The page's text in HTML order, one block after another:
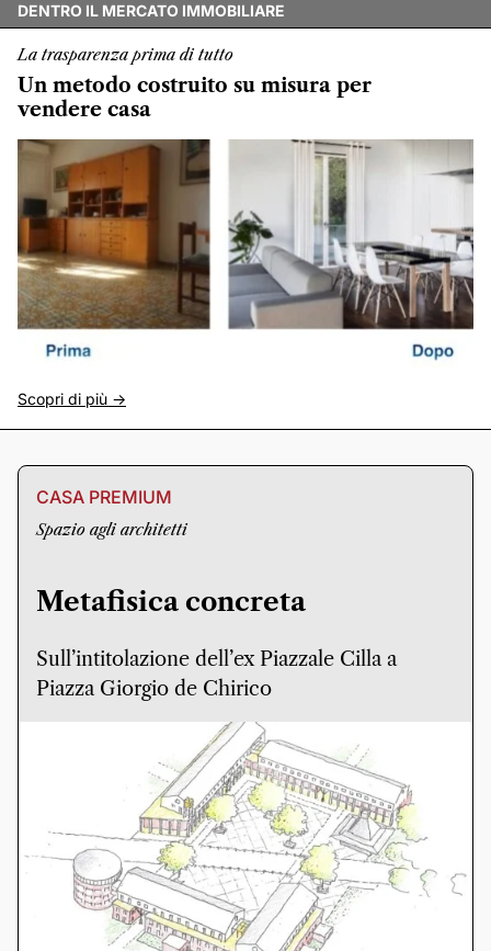
DENTRO IL MERCATO IMMOBILIARE
La trasparenza prima di tutto
Un metodo costruito su misura per
vendere casa
Scopri di più ->
CASA PREMIUM
Spazio agli architetti
Metafisica concreta
Sull’intitolazione dell’ex Piazzale Cilla a
Piazza Giorgio de Chirico